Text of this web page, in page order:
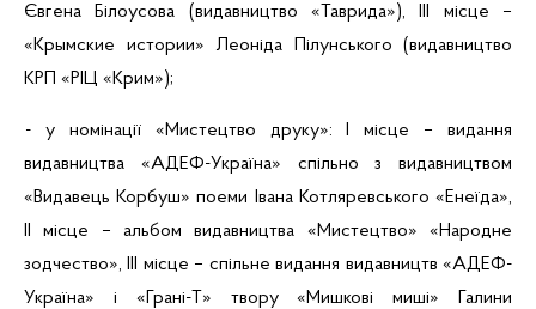
Євгена Білоусова (видавництво «Таврида»), ІІІ місце –
«Крымские истории» Леоніда Пілунського (видавництво
КРП «РІЦ «Крим»);
- у номінації «Мистецтво друку»: І місце – видання
видавництва «АДЕФ-Україна» спільно з видавництвом
«Видавець Корбуш» поеми
Івана Котляревського «Енеїда»,
ІІ місце – альбом видавництва «Мистецтво» «Народне
зодчество», ІІІ місце – спільне видання видавництв «АДЕФ-
Україна» і « Грані-Т » твору «Мишкові миші» Галини